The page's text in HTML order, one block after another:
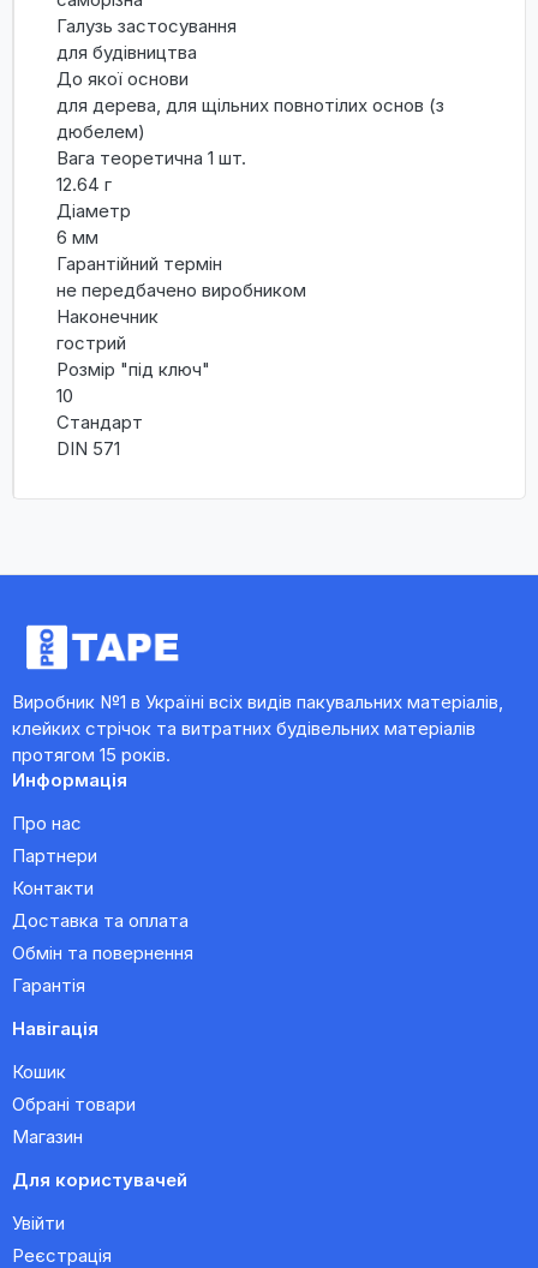
Галузь застосування
для будівництва
До якої основи
для дерева, для щільних повнотілих основ (з
дюбелем)
Вага теоретична 1 шт.
12.64 г
Діаметр
6 мм
Гарантійний термін
не передбачено виробником
Наконечник
гострий
Розмір "під ключ"
10
Стандарт
DIN 571
Виробник №1 в Україні всіх видів пакувальних матеріалів,
клейких стрічок та витратних будівельних матеріалів
протягом 15 років.
Информація
Про нас
Партнери
Контакти
Доставка та оплата
Обмін та повернення
Гарантія
Навігація
Кошик
Обрані товари
Магазин
Для користувачей
Увійти
Реєстрація